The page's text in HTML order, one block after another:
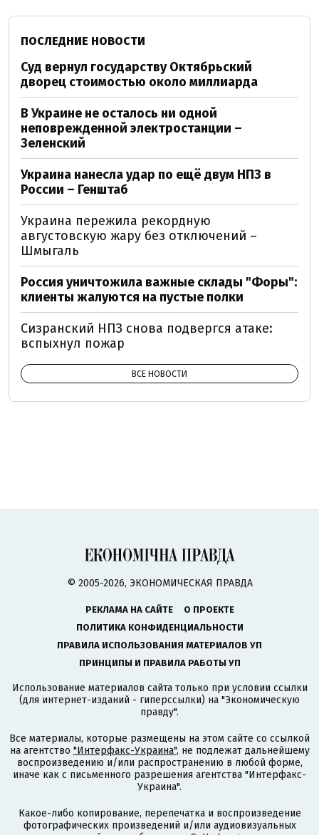
ПОСЛЕДНИЕ НОВОСТИ
Суд вернул государству Октябрьский
дворец стоимостью около миллиарда
В Украине не осталось ни одной
неповрежденной электростанции –
Зеленский
Украина нанесла удар по ещё двум НПЗ в
России – Генштаб
Украина пережила рекордную
августовскую жару без отключений –
Шмыгаль
Россия уничтожила важные склады "Форы":
клиенты жалуются на пустые полки
Сизранский НПЗ снова подвергся атаке:
вспыхнул пожар
ВСЕ НОВОСТИ
© 2005-2026, ЭКОНОМИЧЕСКАЯ ПРАВДА
РЕКЛАМА НА САЙТЕ
О ПРОЕКТЕ
ПОЛИТИКА КОНФИДЕНЦИАЛЬНОСТИ
ПРАВИЛА ИСПОЛЬЗОВАНИЯ МАТЕРИАЛОВ УП
ПРИНЦИПЫ И ПРАВИЛА РАБОТЫ УП
Использование материалов сайта только при условии ссылки
(для интернет-изданий - гиперссылки) на "Экономическую
правду".
Все материалы, которые размещены на этом сайте со ссылкой
на агентство "Интерфакс-Украина", не подлежат дальнейшему
воспроизведению и/или распространению в любой форме,
иначе как с письменного разрешения агентства "Интерфакс-
Украина".
Какое-либо копирование, перепечатка и воспроизведение
фотографических произведений и/или аудиовизуальных